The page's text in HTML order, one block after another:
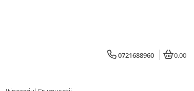
0721688960 0,00